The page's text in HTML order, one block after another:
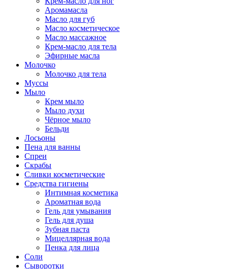
Аромамасла
Масло для губ
Масло косметическое
Масло массажное
Крем-масло для тела
Эфирные масла
Молочко
Молочко для тела
Муссы
Мыло
Крем мыло
Мыло духи
Чёрное мыло
Бельди
Лосьоны
Пена для ванны
Спреи
Скрабы
Сливки косметические
Средства гигиены
Интимная косметика
Ароматная вода
Гель для умывания
Гель для душа
Зубная паста
Мицеллярная вода
Пенка для лица
Соли
Сыворотки